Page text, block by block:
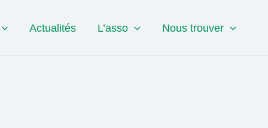
Actualités L’asso Nous trouver